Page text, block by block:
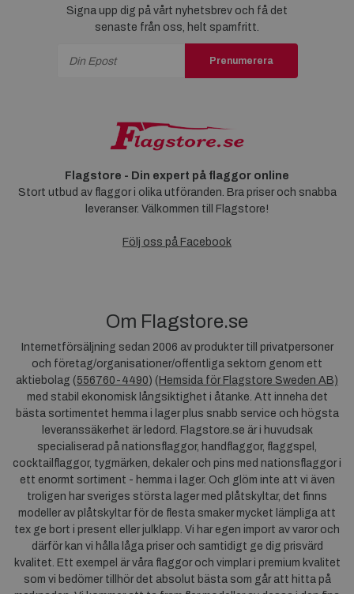
Signa upp dig på vårt nyhetsbrev och få det
senaste från oss, helt spamfritt.
Prenumerera
Flagstore - Din expert på flaggor online
Stort utbud av flaggor i olika utföranden. Bra priser och snabba
leveranser. Välkommen till Flagstore!
Följ oss på Facebook
Om Flagstore.se
Internetförsäljning sedan 2006 av produkter till privatpersoner
och företag/organisationer/offentliga sektorn genom ett
aktiebolag (556760-4490) ( Hemsida för Flagstore Sweden AB)
med stabil ekonomisk långsiktighet i åtanke. Att inneha det
bästa sortimentet hemma i lager plus snabb service och högsta
leveranssäkerhet är ledord. Flagstore.se är i huvudsak
specialiserad på nationsflaggor, handflaggor, flaggspel,
cocktailflaggor, tygmärken, dekaler och pins med nationsflaggor i
ett enormt sortiment - hemma i lager. Och glöm inte att vi även
troligen har sveriges största lager med plåtskyltar, det finns
modeller av plåtskyltar för de flesta smaker mycket lämpliga att
tex ge bort i present eller julklapp. Vi har egen import av varor och
därför kan vi hålla låga priser och samtidigt ge dig prisvärd
kvalitet. Ett exempel är våra flaggor och vimplar i premium kvalitet
som vi bedömer tillhör det absolut bästa som går att hitta på